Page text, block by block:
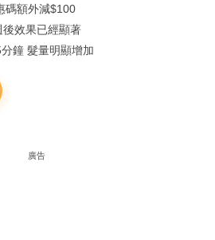
碼額外減$100
效果已經顯著
鐘 髮量明顯增加
廣告